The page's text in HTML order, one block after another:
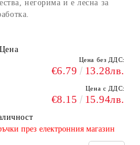
негорима и е лесна за
Цена
Цена без ДДС:
€6.79 13.28лв.
Цена с ДДС:
€8.15 15.94лв.
през електронния магазин